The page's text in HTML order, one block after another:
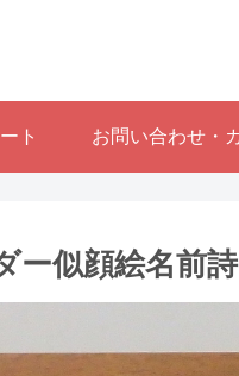
ト お問い合わせ・
似顔絵名前詩